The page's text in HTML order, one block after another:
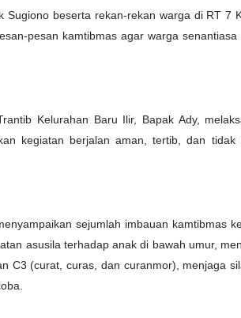
Sugiono beserta rekan-rekan warga di RT 7
pesan kamtibmas agar warga
Kelurahan Baru Ilir, Bapak Ady,
kegiatan berjalan aman, tertib, dan tidak
sejumlah imbauan kamtibmas
asusila terhadap anak di bawah umur,
C3 (curat, curas, dan curanmor), menjaga